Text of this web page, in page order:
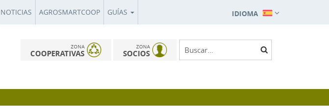
NOTICIAS AGROSMARTCOOP GUÍAS IDIOMA
ZONA
COOPERATIVAS
ZONA
SOCIOS